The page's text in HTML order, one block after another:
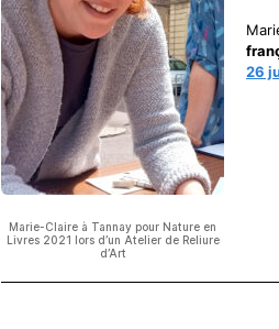
Marie-Claire à Tannay pour Nature en
Livres 2021 lors d’un Atelier de Reliure
d’Art
26